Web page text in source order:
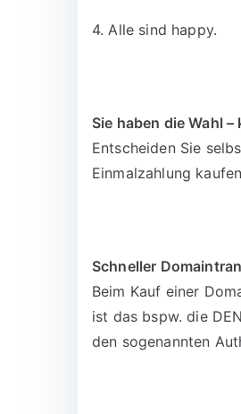
4. Alle sind happy.
Sie haben die Wahl
Entscheiden Sie
Einmalzahlung
Schneller
Beim Kauf einer
ist das bspw. die
den sogenannten